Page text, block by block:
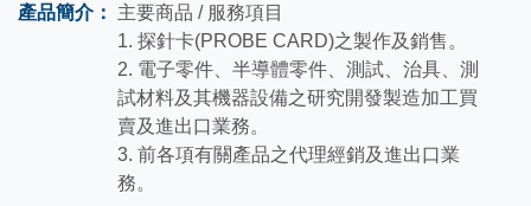
產品簡介：
主要商品 / 服務項目
1. 探針卡(PROBE CARD)之製作及銷售。
2. 電子零件、半導體零件、測試、治具、測
試材料及其機器設備之研究開發製造加工買
賣及進出口業務。
3. 前各項有關產品之代理經銷及進出口業
務。